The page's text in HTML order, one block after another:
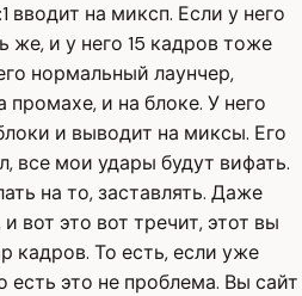
вводит на миксп. Если у него
же, и у него 15 кадров тоже
нормальный лаунчер,
и на блоке. У него
и выводит на миксы. Его
все мои удары будут вифать.
на то, заставлять. Даже
вот это вот тречит, этот вы
кадров. То есть, если уже
это не проблема. Вы сайт